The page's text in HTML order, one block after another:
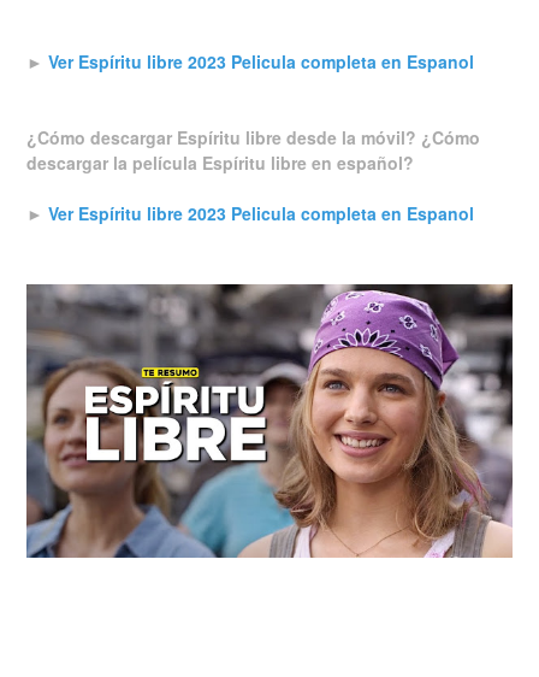
►Ver Espíritu libre 2023 Pelicula completa en Espanol
¿Cómo descargar Espíritu libre desde la móvil? ¿Cómo
descargar la película Espíritu libre en español?
►Ver Espíritu libre 2023 Pelicula completa en Espanol